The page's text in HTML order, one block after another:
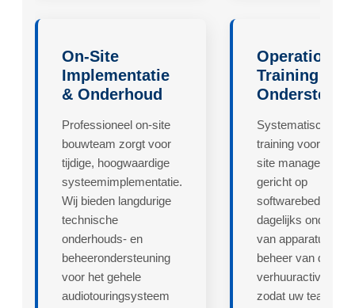
On-Site
Implementatie
& Onderhoud
Professioneel on-site
bouwteam zorgt voor
tijdige, hoogwaardige
systeemimplementatie.
Wij bieden langdurige
technische
onderhouds- en
beheerondersteuning
voor het gehele
audiotouringsysteem
Operationele
Training &
Systematische
training voor uw
site managers,
gericht op
softwarebediening,
dagelijks
van apparatuur en
beheer van de
verhuuractiviteiten,
zodat uw team het